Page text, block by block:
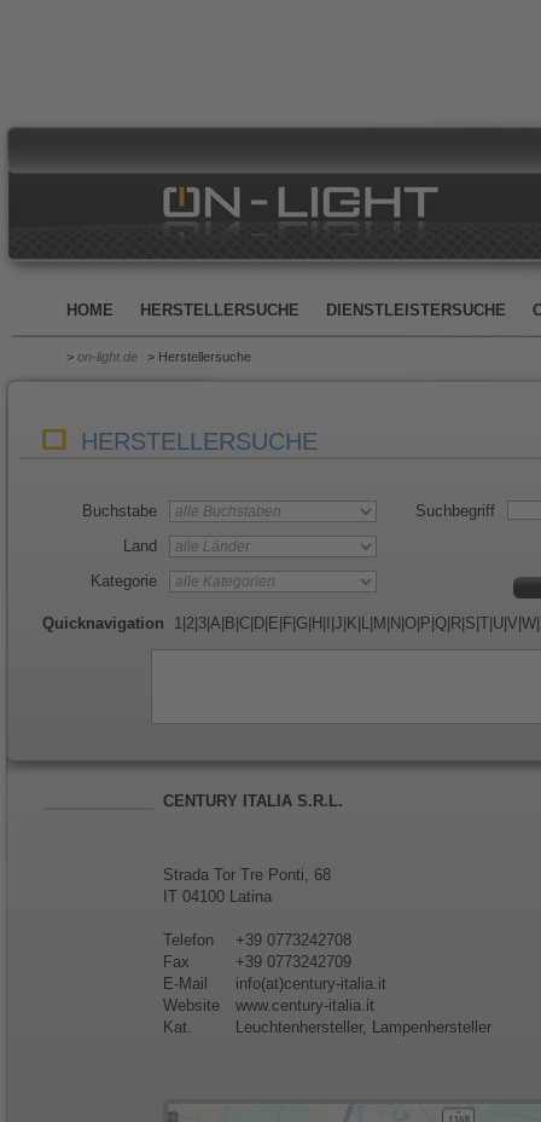
HOME HERSTELLERSUCHE DIENSTLEISTERSUCHE
> on-light.de > Herstellersuche
HERSTELLERSUCHE
Buchstabe
Land
Kategorie
Suchbegriff
Quicknavigation 1 2 3 A B C D E F G H J K L M N O P Q R S T U V W
CENTURY ITALIA S.R.L.
Strada Tor Tre Ponti, 68
IT 04100 Latina
Telefon
+39 0773242708
Fax
+39 0773242709
E-Mail
info(at)century-italia.it
Website
www.century-italia.it
Kat.
Leuchtenhersteller, Lampenhersteller